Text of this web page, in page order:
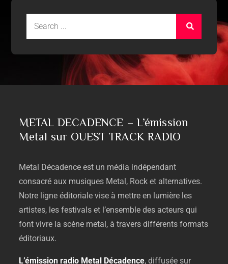
METAL DECADENCE – L’émission
Metal sur OUEST TRACK RADIO
Metal Décadenceest un média indépendant
consacré aux musiques Metal, Rocket alternatives.
Notre ligneéditorialevise à mettreen lumière les
artistes, lesfestivalset l’ensembledes acteursqui
fontvivre la scène metal, àtraversdifférentsformats
éditoriaux.
L’émissionradio Metal Décadence,diffusée sur